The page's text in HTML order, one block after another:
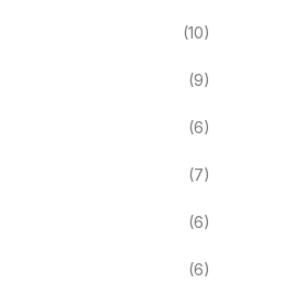
(10)
(9)
(6)
(7)
(6)
(6)